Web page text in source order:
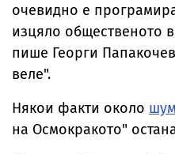
очевидно е
изцяло общественото
пише Георги
веле".
Някои факти около
на Осмокракото"